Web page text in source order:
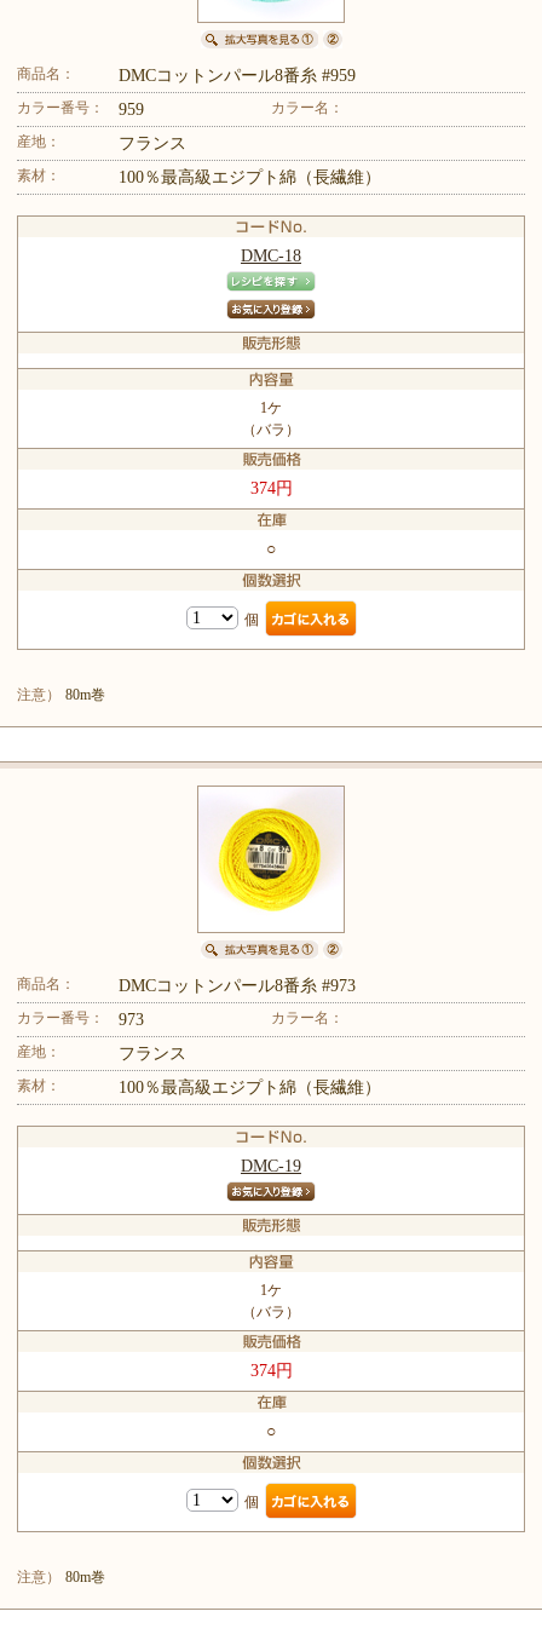
商品名： DMCコットンパール8番糸 #959
カラー番号： 959
カラー名：
産地：
フランス
素材： 100％最高級エジプト綿（長繊維）
DMC-18
1ケ
（バラ）
374円
○
個
注意） 80m巻
商品名： DMCコットンパール8番糸 #973
カラー番号： 973
カラー名：
産地：
フランス
素材： 100％最高級エジプト綿（長繊維）
DMC-19
1ケ
（バラ）
374円
○
個
注意） 80m巻